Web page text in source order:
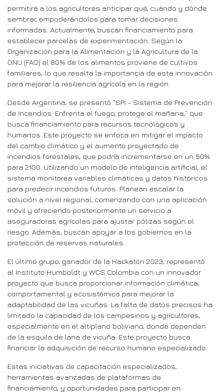
permitirá a los agricultores anticipar qué, cuándo y dónde
sembrar, empoderándolos para tomar decisiones
informadas. Actualmente, buscan financiamiento para
establecer parcelas de experimentación. Según la
Organización para la Alimentación y la Agricultura de la
ONU (FAO) el 80% de los alimentos proviene de cultivos
familiares, lo que resalta la importancia de esta innovación
para mejorar la resiliencia agrícola en la región.
Desde Argentina, se presentó “SPI - Sistema de Prevención
de Incendios: Enfrenta el fuego, protege el mañana,” que
busca financiamiento para recursos tecnológicos y
humanos. Este proyecto se enfoca en mitigar el impacto
del cambio climático y el aumento proyectado de
incendios forestales, que podría incrementarse en un 50%
para 2100. Utilizando un modelo de inteligencia artificial, el
sistema monitorea variables climáticas y datos históricos
para predecir incendios futuros. Planean escalar la
solución a nivel regional, comenzando con una aplicación
móvil y ofreciendo posteriormente un servicio a
aseguradoras agrícolas para ajustar pólizas según el
riesgo. Además, buscan apoyar a los gobiernos en la
protección de reservas naturales.
El último grupo, ganador de la Hackatón 2023, representó
al Instituto Humboldt y WCS Colombia con un innovador
proyecto que busca proporcionar información climática,
comportamental y ecosistémica para mejorar la
adaptabilidad de las vicuñas. La falta de datos precisos ha
limitado la capacidad de los campesinos y agricultores,
especialmente en el altiplano boliviano, donde dependen
de la esquila de lana de vicuña. Este proyecto busca
financiar la adquisición de recurso humano especializado.
Estas iniciativas de capacitación especializados,
herramientas avanzadas de plataformas de
financiamiento, y oportunidades para participar en